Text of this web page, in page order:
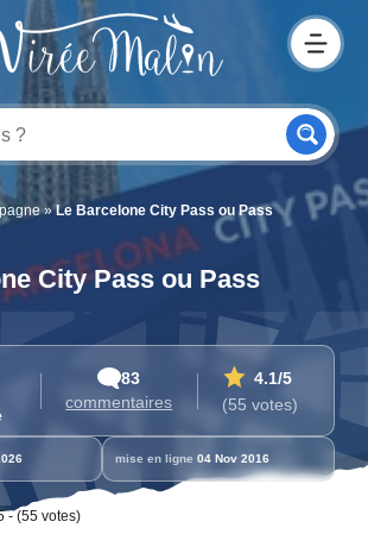
»Le Barcelone City Pass ou Pass
City Pass ou Pass
83
commentaires
4.1/5
(55 votes)
mise en ligne 04 Nov 2016
- (55 votes)